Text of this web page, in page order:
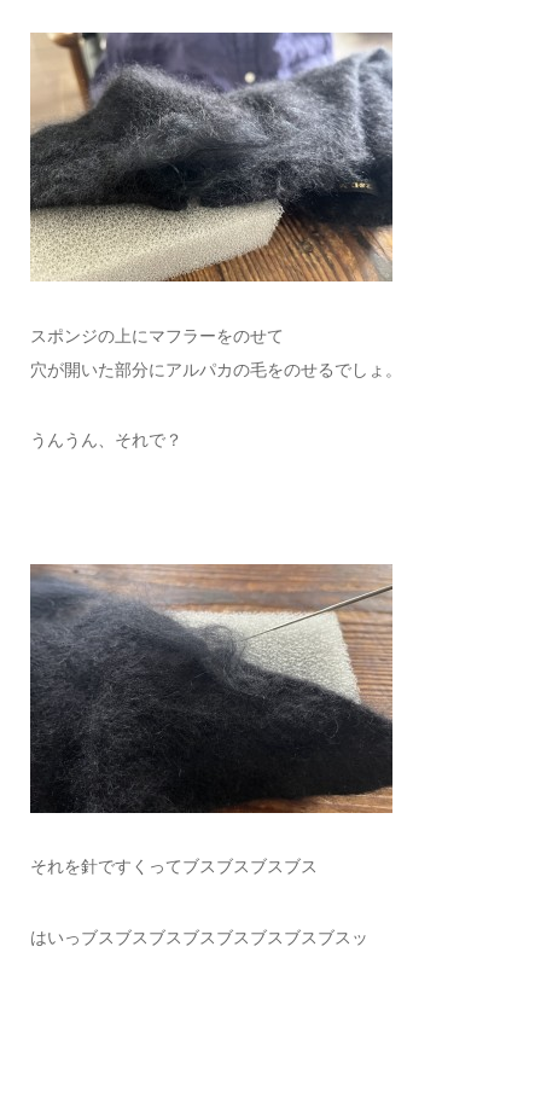
スポンジの上にマフラーをのせて
穴が開いた部分にアルパカの毛をのせるでしょ。
うんうん、それで？
それを針ですくってブスブスブスブス
はいっブスブスブスブスブスブスブスブスッ